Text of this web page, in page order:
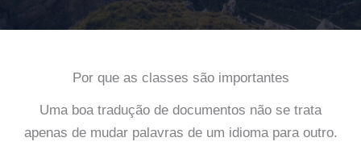
Por que as classes são importantes
Uma boa tradução de documentos não se trata
apenas de mudar palavras de um idioma para outro.